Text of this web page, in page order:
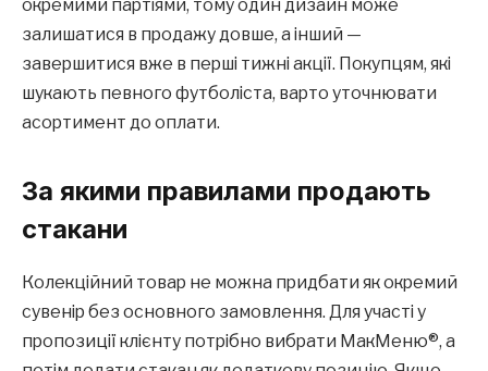
окремими партіями, тому один дизайн може
залишатися в продажу довше, а інший —
завершитися вже в перші тижні акції. Покупцям, які
шукають певного футболіста, варто уточнювати
асортимент до оплати.
За якими правилами продають
стакани
Колекційний товар не можна придбати як окремий
сувенір без основного замовлення. Для участі у
пропозиції клієнту потрібно вибрати МакМеню®, а